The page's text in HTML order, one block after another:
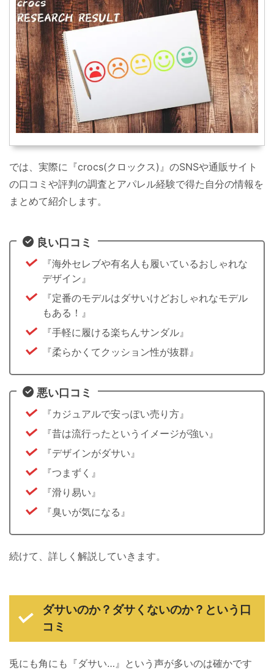
では、実際に『crocs(クロックス)』のSNSや通販サイト
の口コミや評判の調査とアパレル経験で得た自分の情報を
まとめて紹介します。
良い口コミ
『海外セレブや有名人も履いているおしゃれな
デザイン』
『定番のモデルはダサいけどおしゃれなモデル
もある！』
『手軽に履ける楽ちんサンダル』
『柔らかくてクッション性が抜群』
悪い口コミ
『カジュアルで安っぽい売り方』
『昔は流行ったというイメージが強い』
『デザインがダサい』
『つまずく』
『滑り易い』
『臭いが気になる』
続けて、詳しく解説していきます。
ダサいのか？ダサくないのか？という口
コミ
兎にも角にも『ダサい…』という声が多いのは確かです